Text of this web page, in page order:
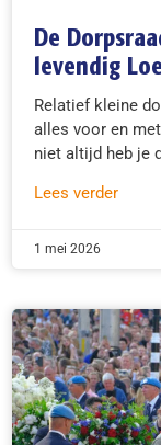
De
levendig
Relatief kleine
alles voor en
niet altijd heb je
Lees verder
1 mei 2026